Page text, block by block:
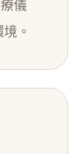
儀
。